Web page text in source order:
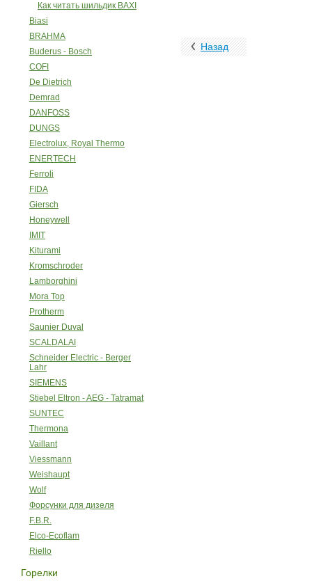
Как читать шильдик BAXI
Biasi
BRAHMA
Buderus - Bosch
COFI
De Dietrich
Demrad
DANFOSS
DUNGS
Electrolux, Royal Thermo
ENERTECH
Ferroli
FIDA
Giersch
Honeywell
IMIT
Kiturami
Kromschroder
Lamborghini
Mora Top
Protherm
Saunier Duval
SCALDALAI
Schneider Electric - Berger
Lahr
SIEMENS
Stiebel Eltron - AEG - Tatramat
SUNTEC
Thermona
Vaillant
Viessmann
Weishaupt
Wolf
Форсунки для дизеля
F.B.R.
Elco-Ecoflam
Riello
Горелки
Назад